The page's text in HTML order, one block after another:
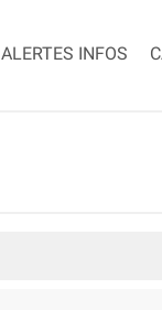
ALERTES INFOS